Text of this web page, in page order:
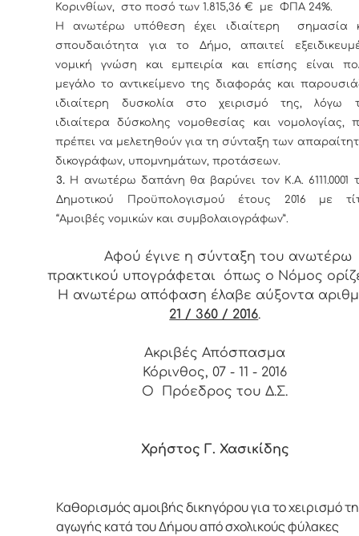
Κορινθίων, στο ποσό των 1.815,36 € με ΦΠΑ 24%.
Η ανωτέρω υπόθεση έχει ιδιαίτερη σημασία
σπουδαιότητα για το Δήμο, απαιτεί
νομική γνώση και εμπειρία και επίσης είναι
μεγάλο το αντικείμενο της διαφοράς και
ιδιαίτερη δυσκολία στο χειρισμό της, λόγω
ιδιαίτερα δύσκολης νομοθεσίας και νομολογίας,
πρέπει να μελετηθούν για τη σύνταξη των
δικογράφων, υπομνημάτων, προτάσεων.
3. Η ανωτέρω δαπάνη θα βαρύνει τον Κ.Α. 6111.0001
Δημοτικού Προϋπολογισμού έτους 2016 με
“Αμοιβές νομικών και συμβολαιογράφων”.
Αφού έγινε η σύνταξη του ανωτέρω
πρακτικού υπογράφεται όπως ο Νόμος
Η ανωτέρω απόφαση έλαβε αύξοντα
21 / 360 / 2016.
Ακριβές Απόσπασμα
Κόρινθος, 07 - 11 - 2016
Ο Πρόεδρος του Δ.Σ.
Χρήστος Γ. Χασικίδης
Καθορισμός αμοιβής δικηγόρου για το χειρισμό
αγωγής κατά του Δήμου από σχολικούς φύλακες